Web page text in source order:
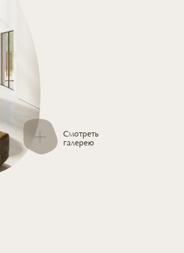
Смотреть
галерею